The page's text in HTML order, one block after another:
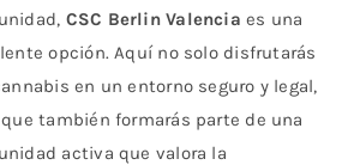
CSC Berlin Valencia es una
opción. Aquí no solo disfrutarás
en un entorno seguro y legal,
también formarás parte de una
activa que valora la